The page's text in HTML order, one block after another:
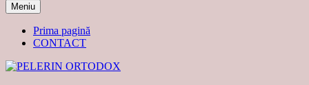
Meniu
Prima pagină
CONTACT